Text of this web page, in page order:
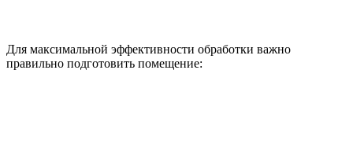
Для максимальной эффективности обработки важно
правильно подготовить помещение: